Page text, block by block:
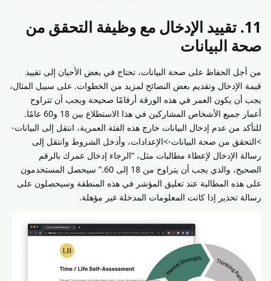
11. تقييد الإدخال مع وظيفة التحقق من
صحة البيانات
من أجل الحفاظ على صحة البيانات، تحتاج في بعض الأحيان إلى تقييد
قيمة الإدخال وتقديم بعض النصائح لمزيد من الخطوات. على سبيل المثال،
يجب أن يكون العمر في هذه الورقة أرقامًا صحيحة ويجب أن تتراوح
أعمار جميع الأشخاص المشاركين في هذا الاستطلاع بين 18 و60 عامًا.
للتأكد من عدم إدخال البيانات خارج هذه الفئة العمرية، انتقل إلى البيانات-
>التحقق من صحة البيانات->الإعدادات، وأدخل الشروط وانتقل إلى
رسالة الإدخال لإعطاء مطالبات مثل، “الرجاء إدخال عمرك بالرقم
الصحيح، والذي يجب أن يتراوح من 18 إلى 60.” سيحصل المستخدمون
على هذه المطالبة عند تعليق المؤشر في هذه المنطقة وسيحصلون على
رسالة تحذير إذا كانت المعلومات المدخلة غير مؤهلة.